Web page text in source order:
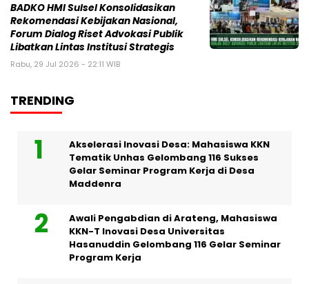
BADKO HMI Sulsel Konsolidasikan
Rekomendasi Kebijakan Nasional,
Forum Dialog Riset Advokasi Publik
Libatkan Lintas Institusi Strategis
Rabu, 29 Jul 2026 - 22:11 WIB
TRENDING
Akselerasi Inovasi Desa: Mahasiswa KKN
Tematik Unhas Gelombang 116 Sukses
Gelar Seminar Program Kerja di Desa
Maddenra
Awali Pengabdian di Arateng, Mahasiswa
KKN-T Inovasi Desa Universitas
Hasanuddin Gelombang 116 Gelar Seminar
Program Kerja